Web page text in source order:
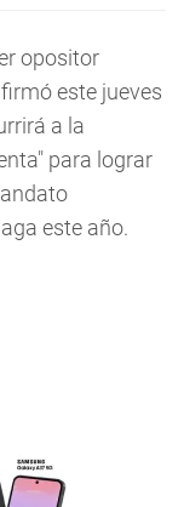
opositor
este jueves
a la
para lograr
este año.